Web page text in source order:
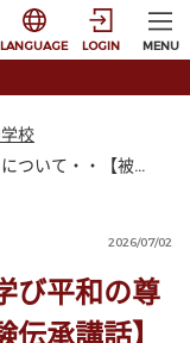
選択すると言語の切
LANGUAGE LOGIN MENU
校
いいね北中！ 歴史から学び平和の尊さについて・・【被爆体験伝承講話】
2026/07/02
び平和の尊